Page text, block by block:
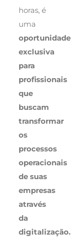
horas, é
uma
oportunidade
exclusiva
para
profissionais
que
buscam
transformar
os
processos
operacionais
de suas
empresas
através
da
digitalização.